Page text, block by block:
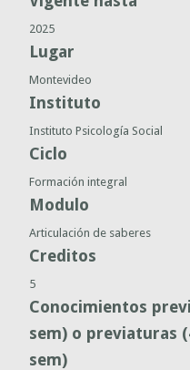
2025
Lugar
Montevideo
Instituto
Instituto Psicología Social
Ciclo
Formación integral
Modulo
Articulación de saberes
Creditos
5
Conocimientos
sem) o previaturas
sem)